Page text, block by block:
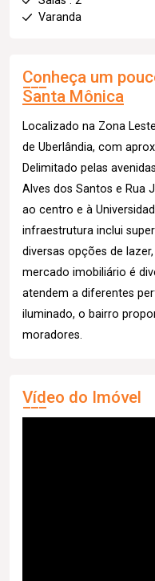
Varanda
Conheça um
Santa Mônica
Localizado na Zona
de Uberlândia, com
Delimitado pelas
Alves dos Santos e Rua
ao centro e à
infraestrutura inclui
diversas opções de
mercado imobiliário é
atendem a diferentes
iluminado, o bairro
moradores.
Vídeo do Imóvel